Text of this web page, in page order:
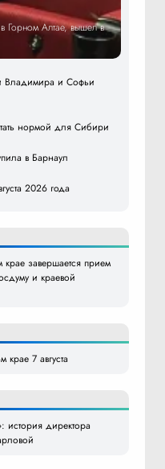
Горном Алтае, вышел в
Владимира и Софьи
нормой для Сибири
в Барнаул
2026 года
завершается прием
и краевой
7 августа
директора